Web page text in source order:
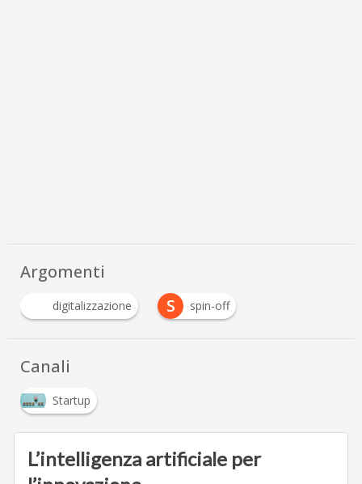
Argomenti
digitalizzazione S spin-off
Canali
Startup
L’intelligenza artificiale per